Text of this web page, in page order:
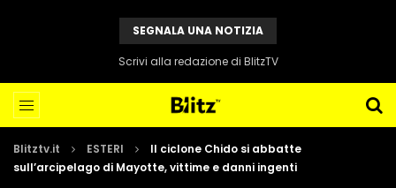
SEGNALA UNA NOTIZIA
Scrivi alla redazione di BlitzTV
Blitztv.it ESTERI
Il ciclone Chido si abbatte
sull’arcipelago di Mayotte, vittime e danni ingenti